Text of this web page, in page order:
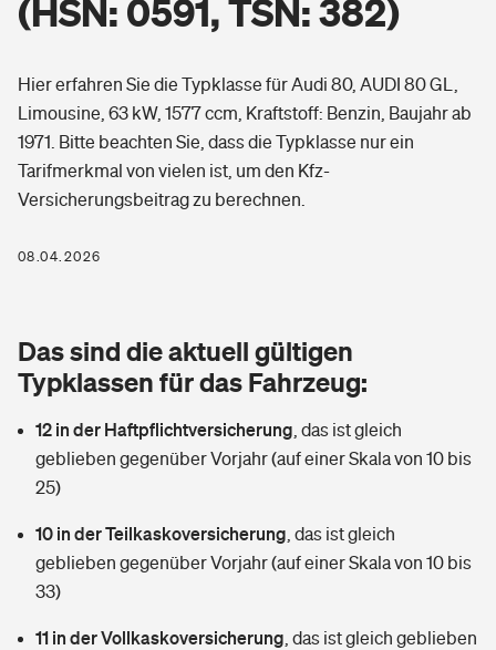
Erwerbsunfähigkeitsversicherung
Grundfähigkeitsversicherung
Arbeitsrechtsschutz
Berufshaftpflichtversicherung
Zur Übersicht
Tools
Wer versichert was: Jetzt Versicherer finden
Sie haben Fragen?
Glasversicherung
Mietkautionsversicherung
Restkreditversicherung
Zur Übersicht
Freizeit
Pri­vate Haft­pflicht­
Kinderunfall­ver­si­che­rung
Kinderinvalidität
Hundehalter-Haftpflicht
Gesundheit
Private Krankenversicherung
Dread-Disease-Versicherung
Tierkrankenversicherung
Zur Übersicht
Tools
Wer versichert was: Jetzt Versicherer finden
(HSN: 0591, TSN: 382)
Hier erfahren Sie die Typklasse für Audi 80, AUDI 80 GL,
Limousine, 63 kW, 1577 ccm, Kraftstoff: Benzin, Baujahr ab
1971. Bitte beachten Sie, dass die Typklasse nur ein
Tarifmerkmal von vielen ist, um den Kfz-
Versicherungsbeitrag zu berechnen.
08.04.2026
Das sind die aktuell gültigen
Typklassen für das Fahrzeug:
12 in der Haftpflichtversicherung das ist gleich
geblieben gegenüber Vorjahr (auf einer Skala von 10 bis
25)
10 in der Teilkaskoversicherung das ist gleich
geblieben gegenüber Vorjahr (auf einer Skala von 10 bis
33)
11 in der Vollkaskoversicherung das ist gleich geblieben